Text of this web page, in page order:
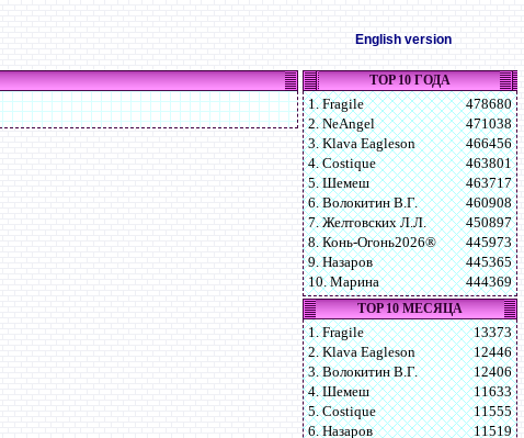
English version
TOP 10 ГОДА
1. Fragile
478680
2. NeAngel
471038
3. Klava Eagleson
466456
4. Costique
463801
5. Шемеш
463717
6. Волокитин В.Г.
460908
7. Желтовских Л.Л.
450897
8. Конь-Огонь2026®
445973
9. Назаров
445365
10. Марина
444369
TOP 10 МЕСЯЦА
1. Fragile
13373
2. Klava Eagleson
12446
3. Волокитин В.Г.
12406
4. Шемеш
11633
5. Costique
11555
6. Назаров
11519